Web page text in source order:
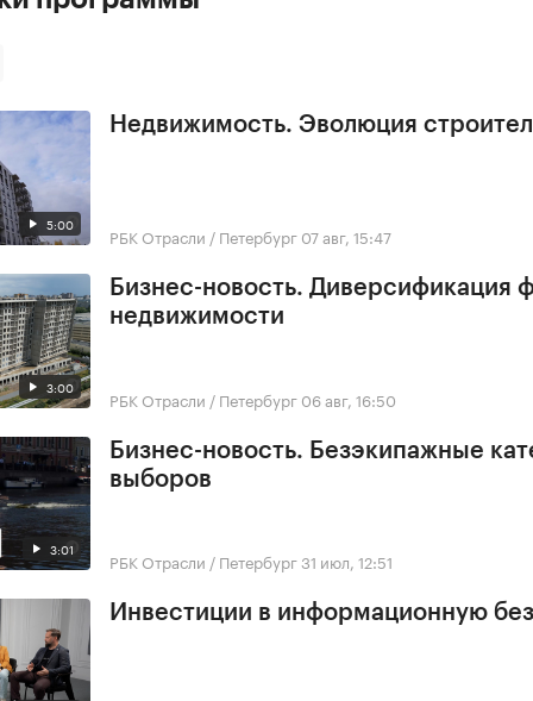
5:00
Недвижимость. Эволюция
РБК Отрасли / Петербург 07 авг, 15:47
3:00
Бизнес-новость. Диверсификация
недвижимости
РБК Отрасли / Петербург 06 авг, 16:50
3:01
Бизнес-новость. Безэкипажные
выборов
РБК Отрасли / Петербург31 июл, 12:51
Инвестиции в информационную